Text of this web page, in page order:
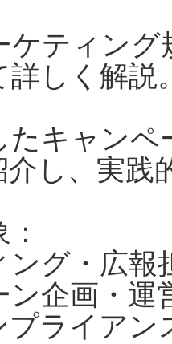
ケティン
詳しく解説
たキャン
介し、実践
ング・広報
ン企画・運
プライアン